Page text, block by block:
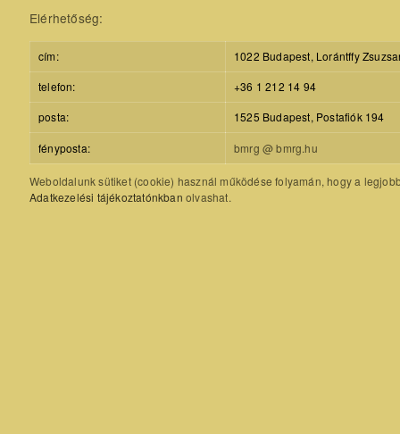
Elérhetőség:
cím:
1022 Budapest, Lorántffy
telefon:
+36 1 212 14 94
posta:
1525 Budapest, Postafiók 194
fényposta: bmrg @ bmrg.hu
Weboldalunk sütiket (cookie) használ működése folyamán, hogy a
Adatkezelési tájékoztatónkban olvashat.